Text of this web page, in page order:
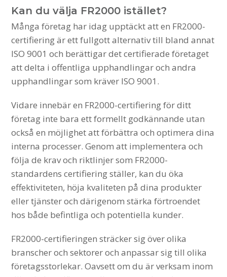
Kan du välja FR2000 istället?
Många företag har idag upptäckt att en FR2000-
certifiering är ett fullgott alternativ till bland annat
ISO 9001 och berättigar det certifierade företaget
att delta i offentliga upphandlingar och andra
upphandlingar som kräver ISO 9001.
Vidare innebär en FR2000-certifiering för ditt
företag inte bara ett formellt godkännande utan
också en möjlighet att förbättra och optimera dina
interna processer. Genom att implementera och
följa de krav och riktlinjer som FR2000-
standardens certifiering ställer, kan du öka
effektiviteten, höja kvaliteten på dina produkter
eller tjänster och därigenom stärka förtroendet
hos både befintliga och potentiella kunder.
FR2000-certifieringen sträcker sig över olika
branscher och sektorer och anpassar sig till olika
företagsstorlekar. Oavsett om du är verksam inom